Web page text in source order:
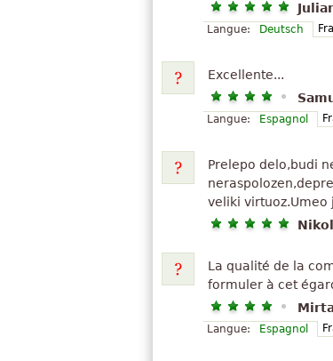
Langue: Deutsch
Excellente...
Langue: Espagnol
Prelepo delo,budi
veliki virtuoz.Umeo
La qualité de la
formuler à cet
Langue: Espagnol